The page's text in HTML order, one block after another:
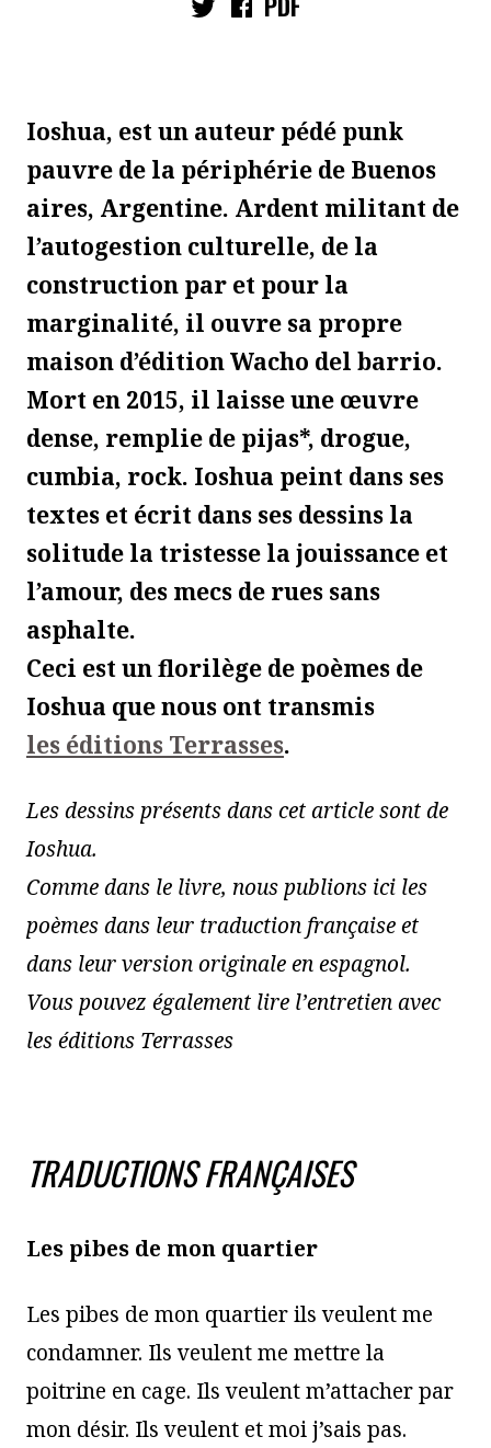
Ioshua, est un auteur pédé punk
pauvre de la périphérie de Buenos
aires, Argentine. Ardent militant de
l’autogestion culturelle, de la
construction par et pour la
marginalité, il ouvre sa propre
maison d’édition Wacho del barrio.
Mort en 2015, il laisse une œuvre
dense, remplie de pijas*, drogue,
cumbia, rock. Ioshua peint dans ses
textes et écrit dans ses dessins la
solitude la tristesse la jouissance et
l’amour, des mecs de rues sans
asphalte.
Ceci est un florilège de poèmes de
Ioshua que nous ont transmis
les éditions Terrasses.
Les dessins présents dans cet article sont de
Ioshua.
Comme dans le livre, nous publions ici les
poèmes dans leur traduction française et
dans leur version originale en espagnol.
Vous pouvez également lire l’entretien avec
les éditions Terrasses
TRADUCTIONS FRANÇAISES
Les pibes de mon quartier
Les pibes de mon quartier ils veulent me
condamner. Ils veulent me mettre la
poitrine en cage. Ils veulent m’attacher par
mon désir. Ils veulent et moi j’sais pas.